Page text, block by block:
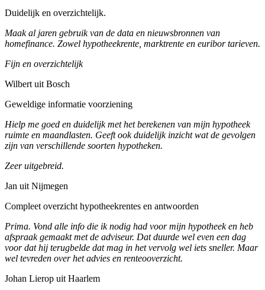
Duidelijk en overzichtelijk.
Maak al jaren gebruik van de data en nieuwsbronnen van
homefinance. Zowel hypotheekrente, marktrente en euribor tarieven.
Fijn en overzichtelijk
Wilbert uit Bosch
Geweldige informatie voorziening
Hielp me goed en duidelijk met het berekenen van mijn hypotheek
ruimte en maandlasten. Geeft ook duidelijk inzicht wat de gevolgen
zijn van verschillende soorten hypotheken.
Zeer uitgebreid.
Jan uit Nijmegen
Compleet overzicht hypotheekrentes en antwoorden
Prima. Vond alle info die ik nodig had voor mijn hypotheek en heb
afspraak gemaakt met de adviseur. Dat duurde wel even een dag
voor dat hij terugbelde dat mag in het vervolg wel iets sneller. Maar
wel tevreden over het advies en renteooverzicht.
Johan Lierop uit Haarlem